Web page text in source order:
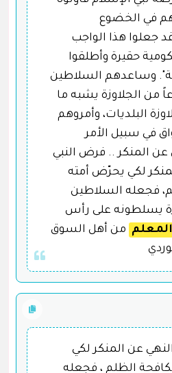
في الخضوع
جعلوا هذا الواجب
حقيرة وأطلقوا
وساعدهم السلاطين
من الجلاوزة يشبه ما
البلديات، وأمروهم
في سبيل الأمر
عن المنكر .. فرض النبي
لكي يحرّض أمته
فجعله السلاطين
يسلطونه على رأس
المعلم من أهل السوق
عن المنكر لكي
الظلم ، فجعله